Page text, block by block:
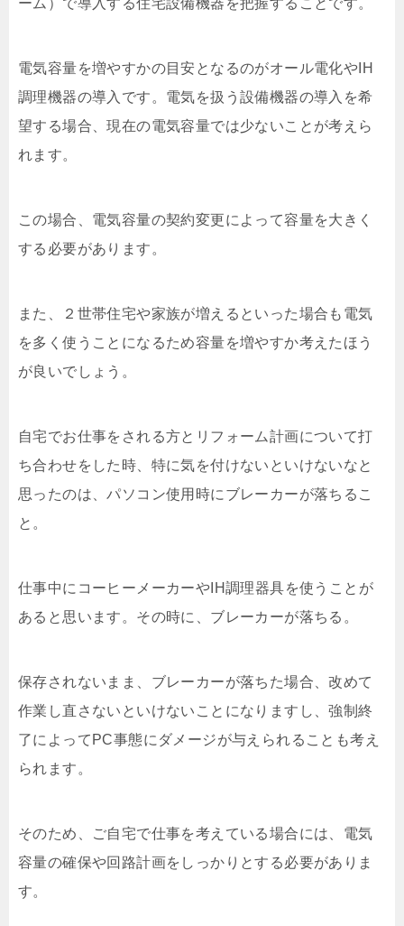
ーム）で導入する住宅設備機器を把握することです。
電気容量を増やすかの目安となるのがオール電化やIH
調理機器の導入です。電気を扱う設備機器の導入を希
望する場合、現在の電気容量では少ないことが考えら
れます。
この場合、電気容量の契約変更によって容量を大きく
する必要があります。
また、２世帯住宅や家族が増えるといった場合も電気
を多く使うことになるため容量を増やすか考えたほう
が良いでしょう。
自宅でお仕事をされる方とリフォーム計画について打
ち合わせをした時、特に気を付けないといけないなと
思ったのは、パソコン使用時にブレーカーが落ちるこ
と。
仕事中にコーヒーメーカーやIH調理器具を使うことが
あると思います。その時に、ブレーカーが落ちる。
保存されないまま、ブレーカーが落ちた場合、改めて
作業し直さないといけないことになりますし、強制終
了によってPC事態にダメージが与えられることも考え
られます。
そのため、ご自宅で仕事を考えている場合には、電気
容量の確保や回路計画をしっかりとする必要がありま
す。